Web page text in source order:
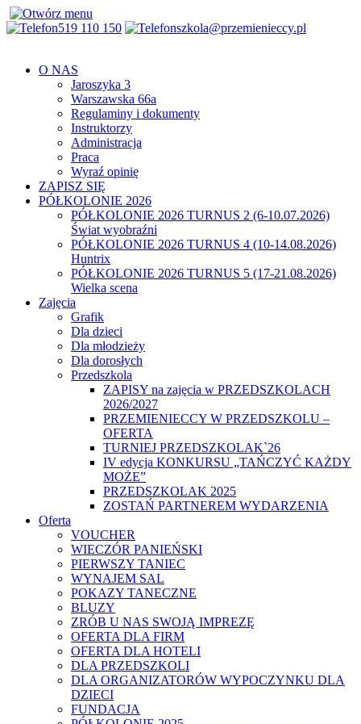
519 110 150 szkola@przemienieccy.pl
O NAS
Jaroszyka 3
Warszawska 66a
Regulaminy i dokumenty
Instruktorzy
Administracja
Praca
Wyraź opinię
ZAPISZ SIĘ
PÓŁKOLONIE 2026
PÓŁKOLONIE 2026 TURNUS 2 (6-10.07.2026)
Świat wyobraźni
PÓŁKOLONIE 2026 TURNUS 4 (10-14.08.2026)
Huntrix
PÓŁKOLONIE 2026 TURNUS 5 (17-21.08.2026)
Wielka scena
Zajęcia
Grafik
Dla dzieci
Dla młodzieży
Dla dorosłych
Przedszkola
ZAPISY na zajęcia w PRZEDSZKOLACH
2026/2027
PRZEMIENIECCY W PRZEDSZKOLU –
OFERTA
TURNIEJ PRZEDSZKOLAK`26
IV edycja KONKURSU „TAŃCZYĆ KAŻDY
MOŻE”
PRZEDSZKOLAK 2025
ZOSTAŃ PARTNEREM WYDARZENIA
Oferta
VOUCHER
WIECZÓR PANIEŃSKI
PIERWSZY TANIEC
WYNAJEM SAL
POKAZY TANECZNE
BLUZY
ZRÓB U NAS SWOJĄ IMPREZĘ
OFERTA DLA FIRM
OFERTA DLA HOTELI
DLA PRZEDSZKOLI
DLA ORGANIZATORÓW WYPOCZYNKU DLA
DZIECI
FUNDACJA